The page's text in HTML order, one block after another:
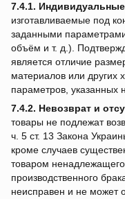
7.4.1.
изготавливаемые под
заданными параметрами
объём и т. д.).
является отличие
материалов или других
параметров, указанных
7.4.2. Невозврат и
товары не подлежат
ч. 5 ст. 13 Закона
кроме случаев
товаром
производственного
неисправен и не может